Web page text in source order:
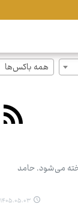
همه باکس‌ها
پرداخته می‌شود. حامد
۱۴۰۵.۰۵.۰۳